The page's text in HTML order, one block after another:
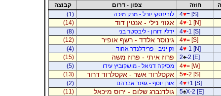
חוזה צפון - דרום
קבוצה
4♥= [S] לובינסקי יובל - מרק מיכה
(1)
4♥-1 [N] אגוזי נילי - אנטין דוד
(14)
4♥-1 [S] ידלין דורון - ליבסטר בני
(8)
4♥= [S] גינוסר אלדד - רשף אופיר
(12)
4♥-1 [N] זק יניב - פרידלנדר אהוד
(4)
2♠-2 [E] פרוז איתי - פרוז משה
(15)
4♥= [W] מסיקה דניאל - מושקוביץ עידו
(5)
5♥-2 [S] אקסלרוד אשר - אקסלרוד דרור
(13)
4♥+1 [S] אורן יוסף - גפנר אברהם
(2)
5♠X-2 [E] גולדנברג שלום - ירוס מיכאל
(11)